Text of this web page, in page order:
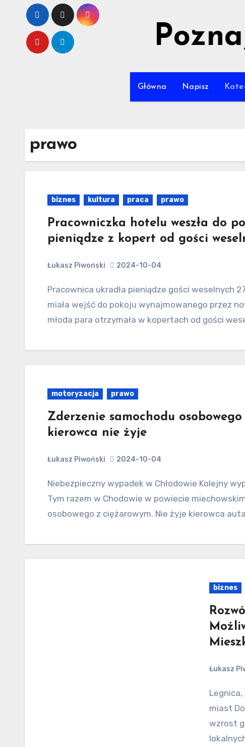
content
Główna Napisz
prawo
biznes kultura praca prawo
Pracowniczka hotelu weszła do
pieniądze z kopert od gości
Łukasz Piwoński 2024-10-04
Pracownica ukradła pieniądze gości weselnych 27-letnia pracowniczka hotelu w Krakowie
miała wejść do pokoju wynajmowanego przez
młoda para otrzymała w kopertach od gości
motoryzacja prawo
Zderzenie samochodu
kierowca nie żyje
Łukasz Piwoński 2024-10-04
Niebezpieczny wypadek w Chłodowie Kolejny wypadek śmiertelny na małopolskich drogach.
Tym razem w Chodowie w powiecie
osobowego z ciężarowym. Nie żyje kierowca
biznes
Łukasz
Legnica, jedno z dynamicznie rozwijających się
miast
wzrost